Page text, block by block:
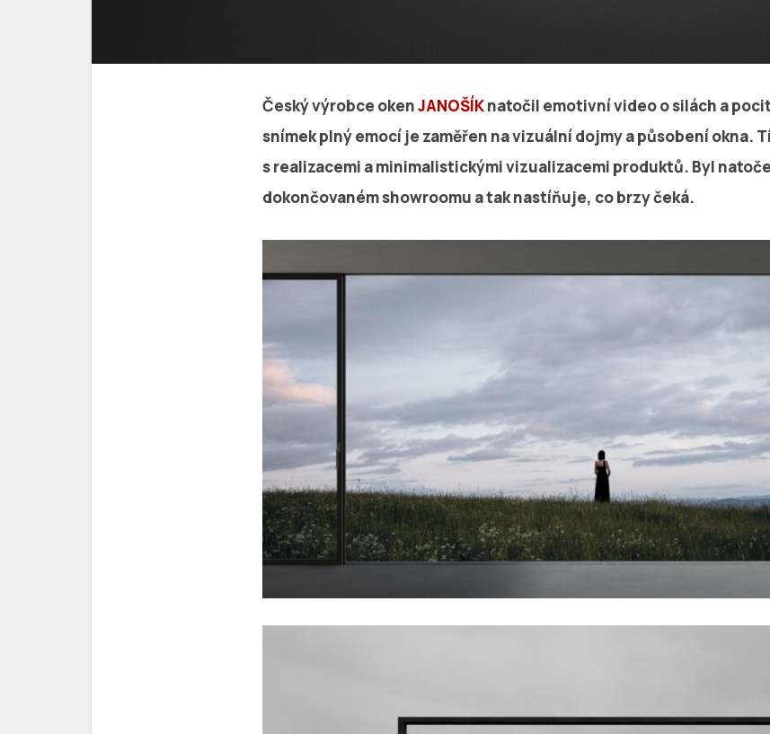
Český výrobce okenJANOŠÍKnatočil emotivní video o silách a
snímek plný emocí je zaměřen na vizuální dojmy a působení okna.
s realizacemi a minimalistickými vizualizacemi produktů. Byl
dokončovaném showroomu a tak nastíňuje, co brzy čeká.